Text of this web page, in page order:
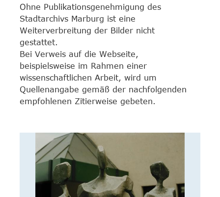
Ohne Publikationsgenehmigung des
Stadtarchivs Marburg ist eine
Weiterverbreitung der Bilder nicht
gestattet.
Bei Verweis auf die Webseite,
beispielsweise im Rahmen einer
wissenschaftlichen Arbeit, wird um
Quellenangabe gemäß der nachfolgenden
empfohlenen Zitierweise gebeten.